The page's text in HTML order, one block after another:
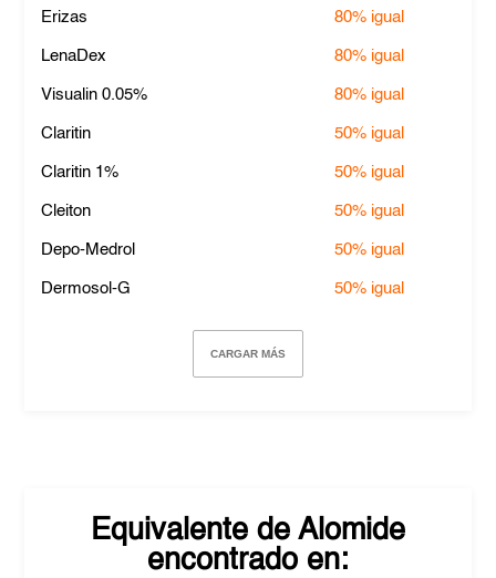
Erizas 80% igual
LenaDex 80% igual
Visualin 0.05% 80% igual
Claritin 50% igual
Claritin 1% 50% igual
Cleiton 50% igual
Depo-Medrol 50% igual
Dermosol-G 50% igual
CARGAR MÁS
Equivalente de Alomide
encontrado en: